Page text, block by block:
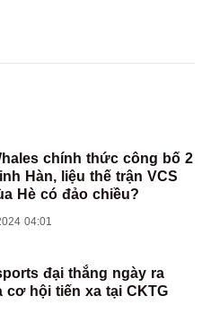
chính thức công bố 2
Hàn, liệu thế trận VCS
Hè có đảo chiều?
04:01
đại thắng ngày ra
cơ hội tiến xa tại CKTG